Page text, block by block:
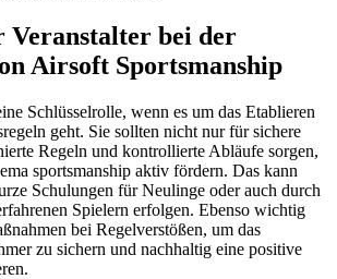
Veranstalter bei der
Airsoft Sportsmanship
Schlüsselrolle, wenn es um das Etablieren
geht. Sie sollten nicht nur für sichere
Regeln und kontrollierte Abläufe sorgen,
sportsmanship aktiv fördern. Das kann
Schulungen für Neulinge oder auch durch
Spielern erfolgen. Ebenso wichtig
bei Regelverstößen, um das
zu sichern und nachhaltig eine positive